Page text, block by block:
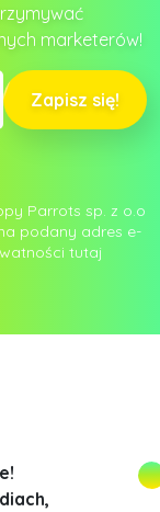
marketerów!
Zapisz się!
Parrots sp. z o.o
podany adres e-
tutaj